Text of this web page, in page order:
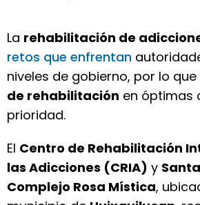
La rehabilitación de
retos que enfrentan
niveles de gobierno, por lo
de rehabilitación en óptimas
prioridad.
El Centro de Rehabilitación
las Adicciones (CRIA) y
Complejo Rosa Mística,